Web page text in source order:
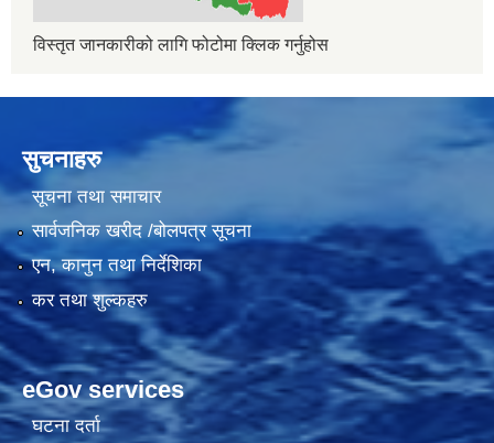
विस्तृत जानकारीको लागि फोटोमा क्लिक गर्नुहोस
सुचनाहरु
सूचना तथा समाचार
सार्वजनिक खरीद /बोलपत्र सूचना
एन, कानुन तथा निर्देशिका
कर तथा शुल्कहरु
eGov services
घटना दर्ता